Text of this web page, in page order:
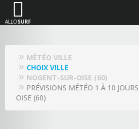
ALLOSURF
MÉTÉO VILLE
CHOIX VILLE
NOGENT-SUR-OISE (60)
PRÉVISIONS MÉTÉO 1 À 10
OISE (60)